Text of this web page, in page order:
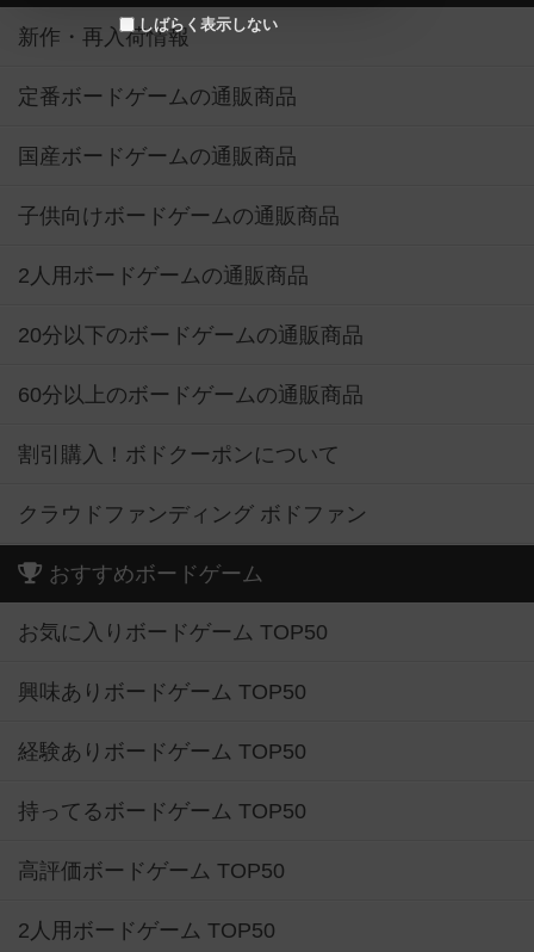
しばらく表示しない
新作・再入荷情報
定番ボードゲームの通販商品
国産ボードゲームの通販商品
子供向けボードゲームの通販商品
2人用ボードゲームの通販商品
20分以下のボードゲームの通販商品
60分以上のボードゲームの通販商品
割引購入！ボドクーポンについて
クラウドファンディング ボドファン
おすすめボードゲーム
お気に入りボードゲーム TOP50
興味ありボードゲーム TOP50
経験ありボードゲーム TOP50
持ってるボードゲーム TOP50
高評価ボードゲーム TOP50
2人用ボードゲーム TOP50